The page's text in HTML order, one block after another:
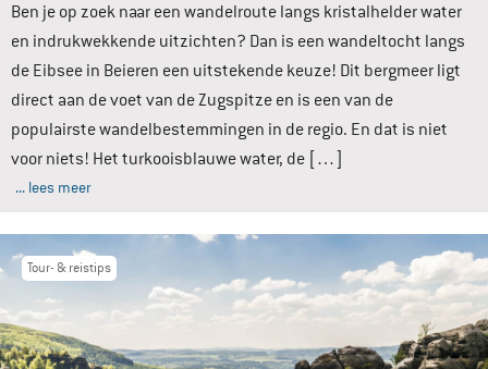
Ben je op zoek naar een wandelroute langs kristalhelder water
en indrukwekkende uitzichten? Dan is een wandeltocht langs
de Eibsee in Beieren een uitstekende keuze! Dit bergmeer ligt
direct aan de voet van de Zugspitze en is een van de
populairste wandelbestemmingen in de regio. En dat is niet
voor niets! Het turkooisblauwe water, de […]
... lees meer
Tour- & reistips